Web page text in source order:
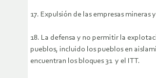
17. Expulsión de las empresas
18. La defensa y no permitir la
pueblos, incluido los pueblos en
encuentran los bloques 31 y el ITT.